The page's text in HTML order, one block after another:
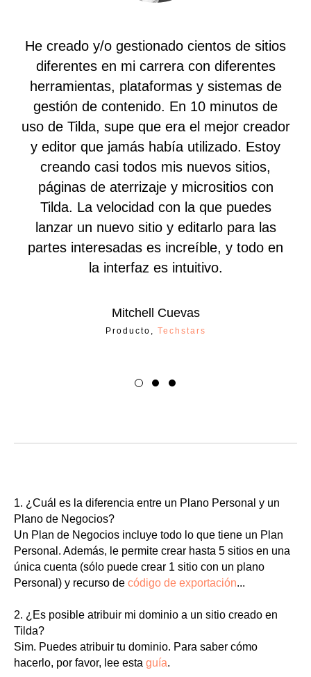
He creado y/o gestionado cientos de sitios
diferentes en mi carrera con diferentes
herramientas, plataformas y sistemas de
gestión de contenido. En 10 minutos de
uso de Tilda, supe que era el mejor creador
y editor que jamás había utilizado. Estoy
creando casi todos mis nuevos sitios,
páginas de aterrizaje y micrositios con
Tilda. La velocidad con la que puedes
lanzar un nuevo sitio y editarlo para las
partes interesadas es increíble, y todo en
la interfaz es intuitivo.
Mitchell Cuevas
Producto, Techstars
1. ¿Cuál es la diferencia entre un Plano Personal y un
Plano de Negocios?
Un Plan de Negocios incluye todo lo que tiene un Plan
Personal. Además, le permite crear hasta 5 sitios en una
única cuenta (sólo puede crear 1 sitio con un plano
Personal) y recurso de código de exportación...
2. ¿Es posible atribuir mi dominio a un sitio creado en
Tilda?
Sim. Puedes atribuir tu dominio. Para saber cómo
hacerlo, por favor, lee esta guía.